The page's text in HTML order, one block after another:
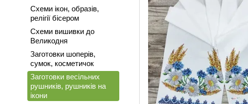
Схеми ікон, образів,
релігії бісером
Схеми вишивки до
Великодня
Заготовки шоперів,
сумок, косметичок
Заготовки весільних
рушників, рушників на
ікони